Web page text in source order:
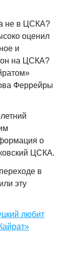
не в ЦСКА?
оценил
и
на ЦСКА?
Феррейры
о
ЦСКА.
в
эту
любит